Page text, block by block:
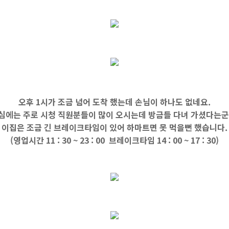
오후 1시가 조금 넘어 도착 했는데 손님이 하나도 없네요.
에는 주로 시청 직원분들이 많이 오시는데 방금들 다녀 가셨다는
이집은 조금 긴 브레이크타임이 있어 하마트면 못 먹을뻔 했습니다.
(영업시간 11 : 30 ~ 23 : 00 브레이크타임 14 : 00 ~ 17 : 30)